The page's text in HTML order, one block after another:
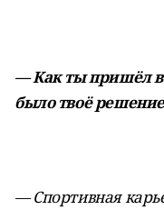
— Как ты пришёл в
было твоё
— Спортивная